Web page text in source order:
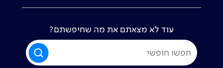
עוד לא מצאתם את מה שחיפשתם?